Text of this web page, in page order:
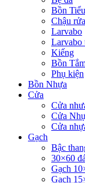
Bồn Tiểu
Chậu
Larvabo
Larvabo
Kiếng
Bồn
Phụ kiện
Bồn Nhựa
Cửa
Cửa
Cửa
Cửa
Gạch
Bậc
30×60
Gạch
Gạch